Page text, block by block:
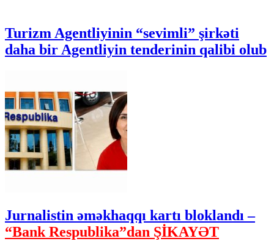
Turizm Agentliyinin “sevimli” şirkəti
daha bir Agentliyin tenderinin qalibi olub
Jurnalistin əməkhaqqı kartı bloklandı –
“Bank Respublika”dan ŞİKAYƏT